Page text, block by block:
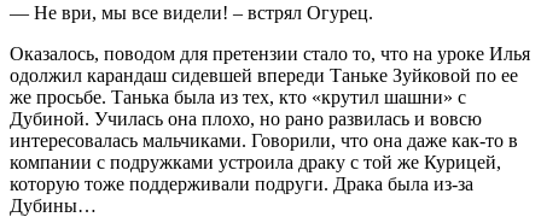
— Не ври, мы все видели! – встрял Огурец.
Оказалось, поводом для претензии стало то, что на уроке Илья
одолжил карандаш сидевшей впереди Таньке Зуйковой по ее
же просьбе. Танька была из тех, кто «крутил шашни» с
Дубиной. Училась она плохо, но рано развилась и вовсю
интересовалась мальчиками. Говорили, что она даже как-то в
компании с подружками устроила драку с той же Курицей,
которую тоже поддерживали подруги. Драка была из-за
Дубины…